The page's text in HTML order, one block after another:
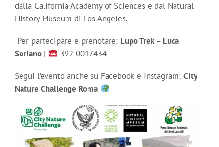
dalla California Academy of Sciences e dal Natural
History Museum di Los Angeles.
Per partecipare e prenotare: Lupo Trek – Luca
Soriano| 392 0017434
Segui l’evento anche su Facebook e Instagram: City
Nature Challenge Roma